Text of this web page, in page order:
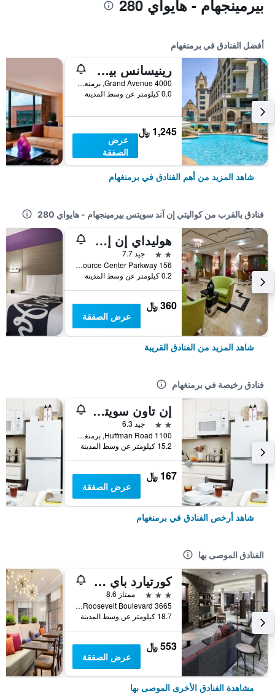
بيرمينجهام - هايواي 280
أفضل الفنادق في برمنغهام
رينيسانس بيرمينجهام روس بريدج جولف ريزورت آند سبا
4000 Grand Avenue, برمنغهام, AL, الولايات المتحدة الأميريكية
0.0 كيلومتر عن وسط المدينة
1,245 ﷼
عرض
الصفقة
شاهد المزيد من أهم الفنادق في برمنغهام
فنادق بالقرب من كواليتي إن آند سويتس بيرمينجهام - هايواي 280
هوليداي إن إكسبرس هوتل آند سويتس بيرمينغهام - إنفرنيس باي آيتش جي
2 نجمتين
جيد 7.7
156 Resource Center Parkway, برمنغهام, AL, الولايات المتحدة الأميريكية
0.2 كيلومتر عن وسط المدينة
360 ﷼
عرض الصفقة
شاهد المزيد من الفنادق القريبة
فنادق رخيصة في برمنغهام
إن تاون سويتس إكستنديد ستاي بيرمينغهام ال - هفمان رود
2 نجمتين
جيد 6.3
1100 Huffman Road, برمنغهام, AL, الولايات المتحدة الأميريكية
15.2 كيلومتر عن وسط المدينة
167 ﷼
عرض الصفقة
شاهد أرخص الفنادق في برمنغهام
الفنادق الموصى بها
كورتيارد باي ماريوت بيرمينجهام تروسفيل
3 نجوم
ممتاز 8.6
3665 Roosevelt Boulevard, برمنغهام, AL, الولايات المتحدة الأميريكية
18.7 كيلومتر عن وسط المدينة
553 ﷼
عرض الصفقة
مشاهدة الفنادق الأخرى الموصى بها